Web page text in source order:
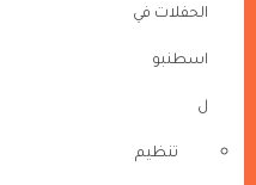
الحفلات في
اسطنبو
ل
تنظيم